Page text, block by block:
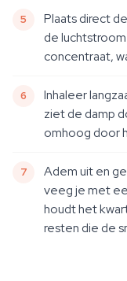
Plaats direct
de
concentraat,
Inhaleer
ziet de damp
omhoog door
Adem uit en
veeg je met
houdt het
resten die de